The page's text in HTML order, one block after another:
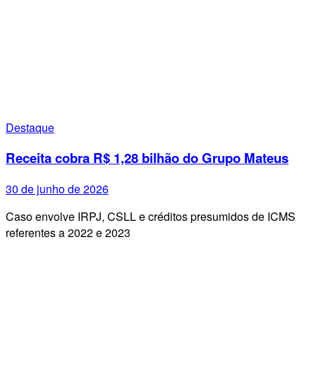
Destaque
Receita cobra R$ 1,28 bilhão do Grupo Mateus
30 de junho de 2026
Caso envolve IRPJ, CSLL e créditos presumidos de ICMS
referentes a 2022 e 2023